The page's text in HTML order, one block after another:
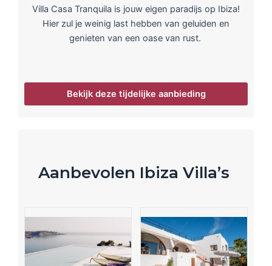
Villa Casa Tranquila is jouw eigen paradijs op Ibiza!
Hier zul je weinig last hebben van geluiden en
genieten van een oase van rust.
Bekijk deze tijdelijke aanbieding
Aanbevolen Ibiza Villa’s